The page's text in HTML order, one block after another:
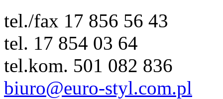
tel./fax 17 856 56 43
tel. 17 854 03 64
tel.kom. 501 082 836
biuro@euro-styl.com.pl